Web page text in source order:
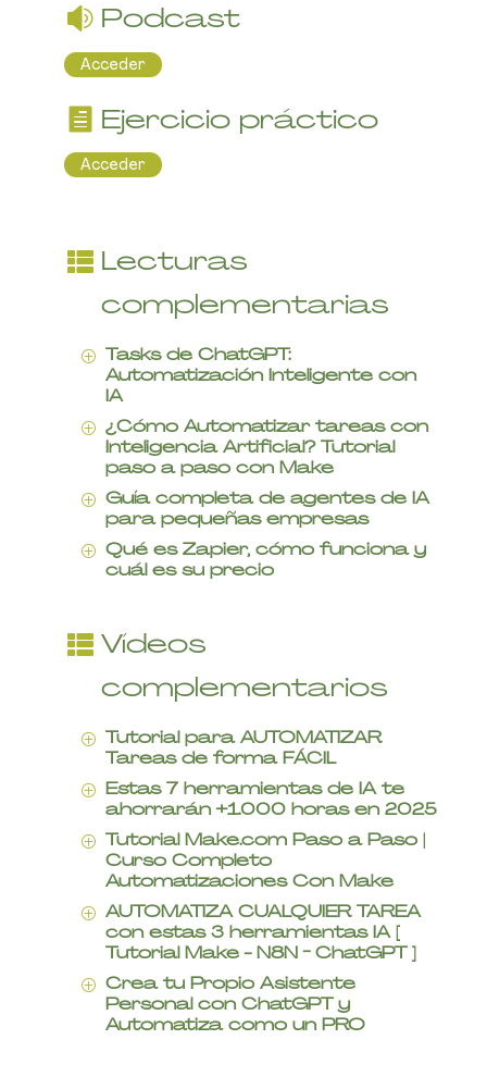
Podcast
Acceder
Ejercicio práctico
Acceder
Lecturas
complementarias
P
Tasks de ChatGPT:
Automatización Inteligente con
IA
P
¿Cómo Automatizar tareas con
Inteligencia Artificial? Tutorial
paso a paso con Make
P
Guía completa de agentes de IA
para pequeñas empresas
P
Qué es Zapier, cómo funciona y
cuál es su precio
Vídeos
complementarios
P
Tutorial para AUTOMATIZAR
Tareas de forma FÁCIL
P
Estas 7 herramientas de IA te
ahorrarán +1.000 horas en 2025
P
Tutorial Make.com Paso a Paso |
Curso Completo
Automatizaciones Con Make
P
AUTOMATIZA CUALQUIER TAREA
con estas 3 herramientas IA [
Tutorial Make - N8N - ChatGPT ]
P
Crea tu Propio Asistente
Personal con ChatGPT y
Automatiza como un PRO